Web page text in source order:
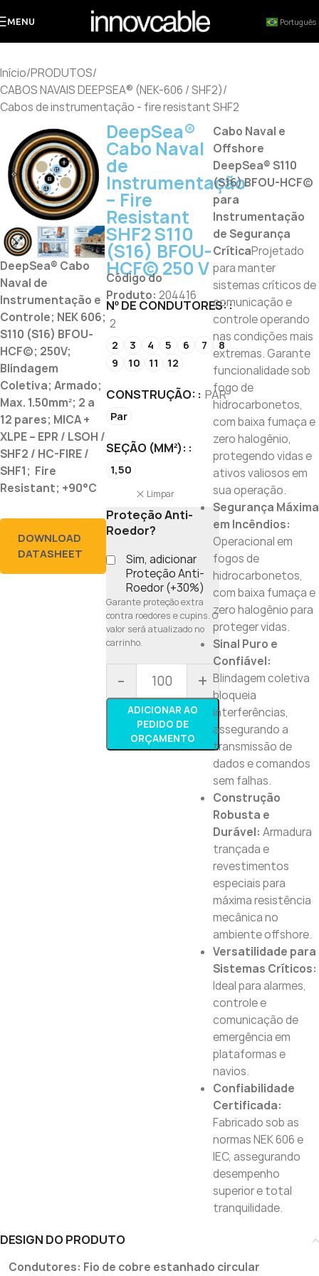
MENU Português
Início/PRODUTOS/
CABOS NAVAIS DEEPSEA® (NEK-606 / SHF2)/
Cabos de instrumentação - fire resistant SHF2
DeepSea® Cabo
Naval de
Instrumentação e
Controle; NEK 606;
S110 (S16) BFOU-
HCF(c); 250V;
Blindagem
Coletiva; Armado;
Max. 1.50mm²; 2 a
12 pares; MICA +
XLPE – EPR / LSOH /
SHF2 / HC-FIRE /
SHF1; Fire
Resistant; +90°C
DOWNLOAD
DATASHEET
DeepSea®
Cabo Naval
de
Instrumentação
– Fire
Resistant
SHF2 S110
(S16) BFOU-
HCF(c) 250 V
Código do
Produto: 204416
Nº DE CONDUTORES:
2
2 3 4 5 6 7
8
9
10 11 12
CONSTRUÇÃO: PAR
Par
SEÇÃO (MM²):
1,50
Limpar
Proteção Anti-
Roedor?
Sim, adicionar
Proteção Anti-
Roedor (+30%)
Garante proteção extra
contra roedores e cupins. O
valor será atualizado no
carrinho.
- +
ADICIONAR AO
PEDIDO DE
ORÇAMENTO
Cabo Naval e
Offshore
DeepSea® S110
(S16) BFOU-HCF(c)
para
Instrumentação
de Segurança
CríticaProjetado
para manter
sistemas críticos de
comunicação e
controle operando
nas condições mais
extremas. Garante
funcionalidade sob
fogo de
hidrocarbonetos,
com baixa fumaça e
zero halogênio,
protegendo vidas e
ativos valiosos em
sua operação.
Segurança Máxima
em Incêndios:
Operacional em
fogos de
hidrocarbonetos,
com baixa fumaça e
zero halogênio para
proteger vidas.
Sinal Puro e
Confiável:
Blindagem coletiva
bloqueia
interferências,
assegurando a
transmissão de
dados e comandos
sem falhas.
Construção
Robusta e
Durável: Armadura
trançada e
revestimentos
especiais para
máxima resistência
mecânica no
ambiente offshore.
Versatilidade para
Sistemas Críticos:
Ideal para alarmes,
controle e
comunicação de
emergência em
plataformas e
navios.
Confiabilidade
Certificada:
Fabricado sob as
normas NEK 606 e
IEC, assegurando
desempenho
superior e total
tranquilidade.
DESIGN DO PRODUTO
Condutores: Fio de cobre estanhado circular